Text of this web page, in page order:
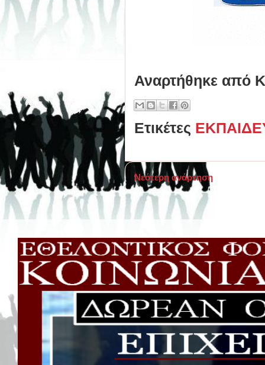
Αναρτήθηκε από
Ετικέτες
Νεότερη ανάρτηση